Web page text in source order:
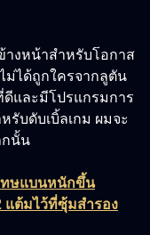
างหน้าสำหรับโอกาส
ม่ได้ถูกใครจากลูตัน
ดีและมีโปรแกรมการ
บดับเบิ้ลเกม ผมจะ
กนั้น
ทษแบนหนักขึ้น
แต้มไว้ที่ซุ้มสำรอง